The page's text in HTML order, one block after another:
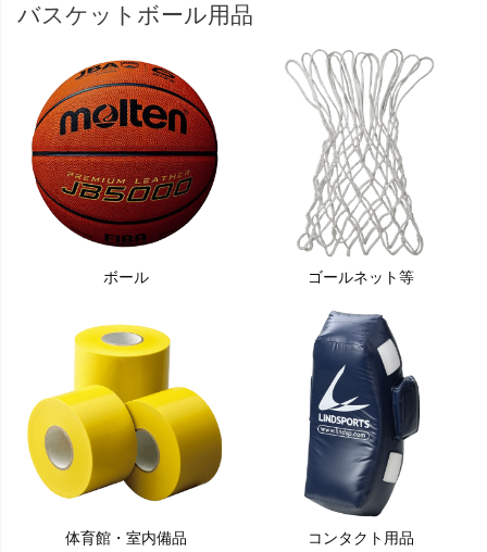
バスケットボール用品
ボール ゴールネット等
体育館・室内備品 コンタクト用品